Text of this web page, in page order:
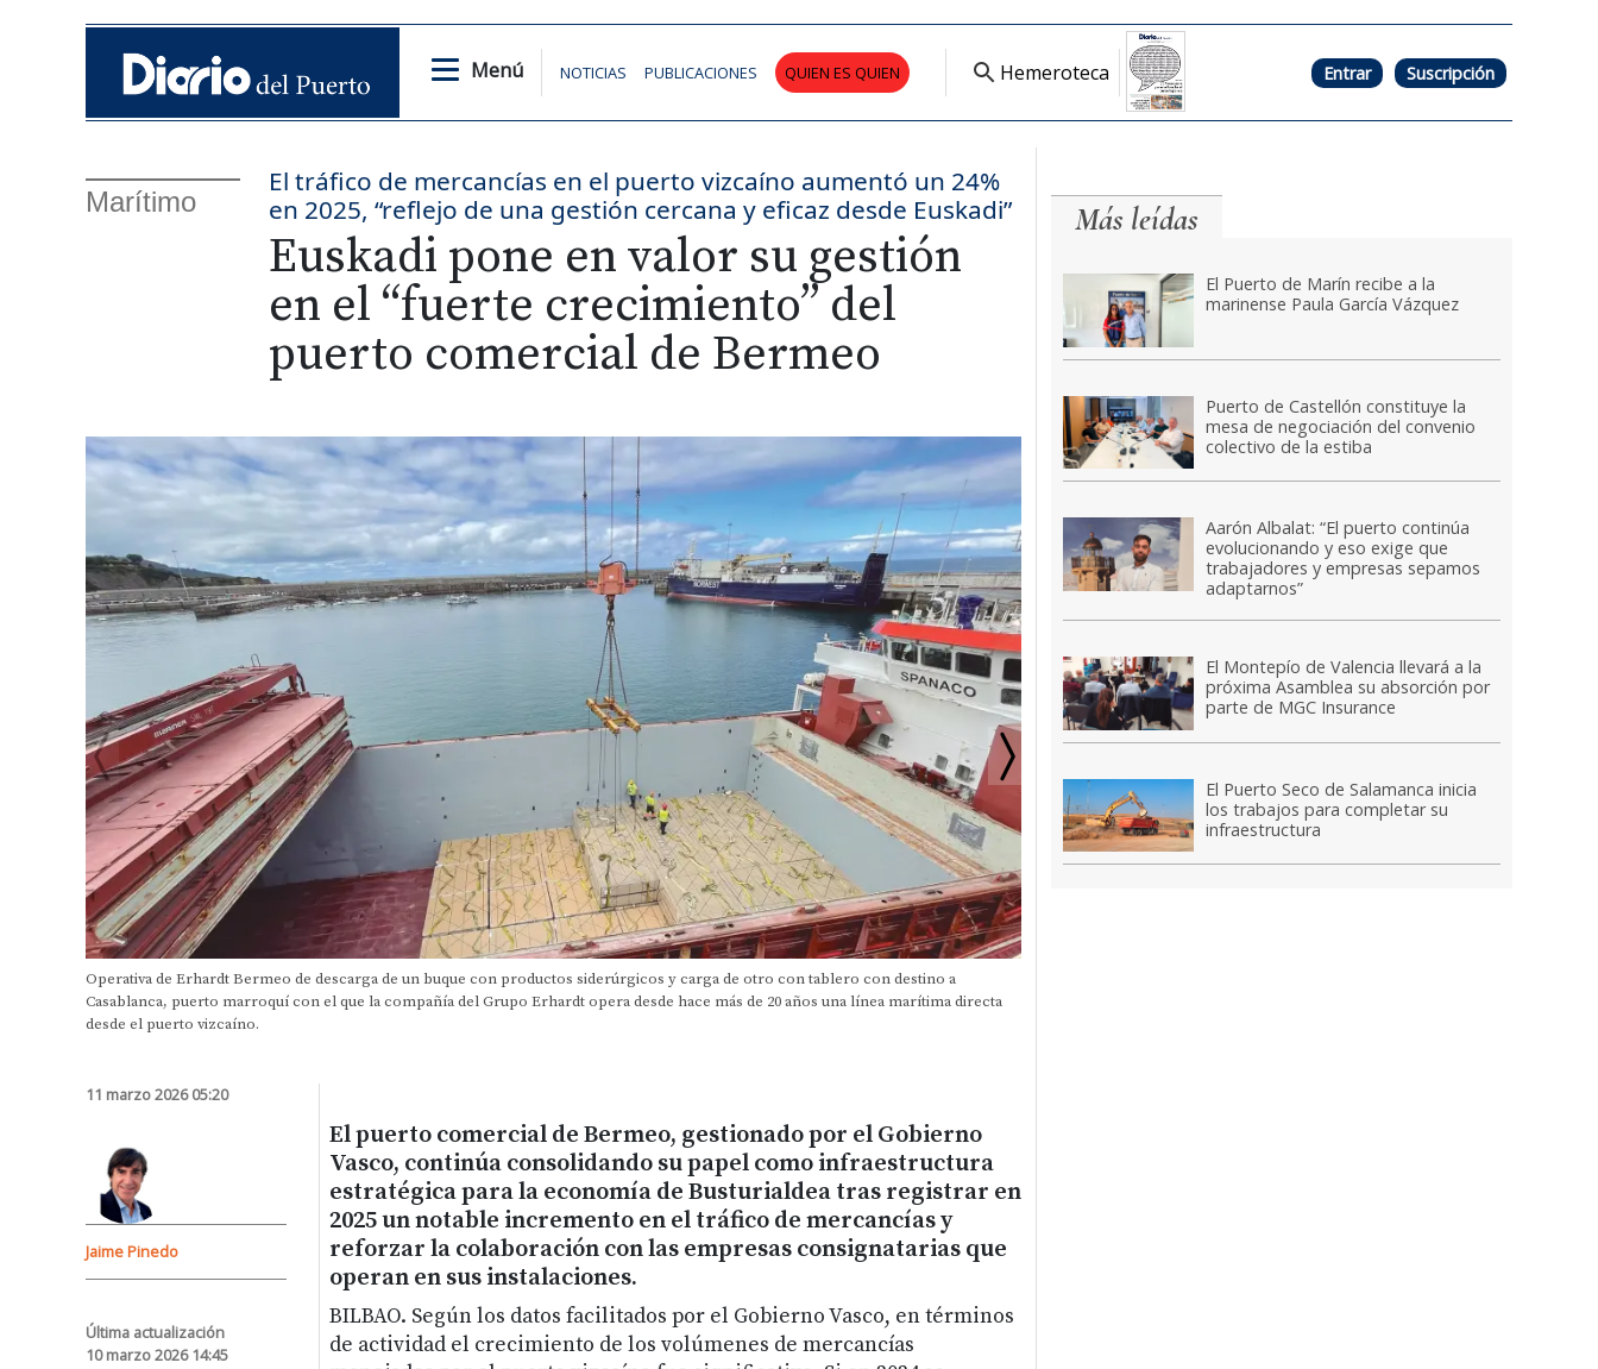
Menú NOTICIAS PUBLICACIONES QUIEN ES QUIEN Hemeroteca Entrar Suscripción
Marítimo
El tráfico de mercancías en el puerto vizcaíno aumentó un 24%
en 2025, “reflejo de una gestión cercana y eficaz desde Euskadi”
Euskadi pone en valor su gestión
en el “fuerte crecimiento” del
puerto comercial de Bermeo
Operativa de Erhardt Bermeo de descarga de un buque con productos siderúrgicos y carga de otro con tablero con destino a
Casablanca, puerto marroquí con el que la compañía del Grupo Erhardt opera desde hace más de 20 años una línea marítima directa
desde el puerto vizcaíno.
11 marzo 2026 05:20
Jaime Pinedo
Última actualización
10 marzo 2026 14:45
El puerto comercial de Bermeo, gestionado por el Gobierno
Vasco, continúa consolidando su papel como infraestructura
estratégica para la economía de Busturialdea tras registrar en
2025 un notable incremento en el tráfico de mercancías y
reforzar la colaboración con las empresas consignatarias que
operan en sus instalaciones.
BILBAO. Según los datos facilitados por el Gobierno Vasco, en términos
de actividad el crecimiento de los volúmenes de mercancías
Más leídas
El Puerto de Marín recibe a la
marinense Paula García Vázquez
Puerto de Castellón constituye la
mesa de negociación del convenio
colectivo de la estiba
Aarón Albalat: “El puerto continúa
evolucionando y eso exige que
trabajadores y empresas sepamos
adaptarnos”
El Montepío de Valencia llevará a la
próxima Asamblea su absorción por
parte de MGC Insurance
El Puerto Seco de Salamanca inicia
los trabajos para completar su
infraestructura